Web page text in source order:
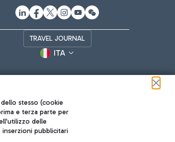
TRAVEL JOURNAL
ITA
stesso (cookie
e terza parte per
delle
pubblicitari